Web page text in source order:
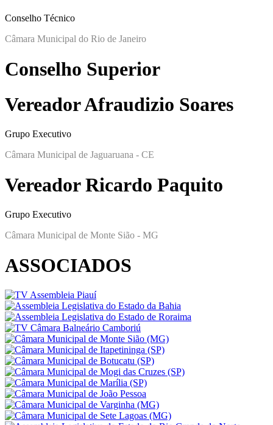
Conselho Técnico
Câmara Municipal do Rio de Janeiro
Conselho Superior
Vereador Afraudizio Soares
Grupo Executivo
Câmara Municipal de Jaguaruana - CE
Vereador Ricardo Paquito
Grupo Executivo
Câmara Municipal de Monte Sião - MG
ASSOCIADOS